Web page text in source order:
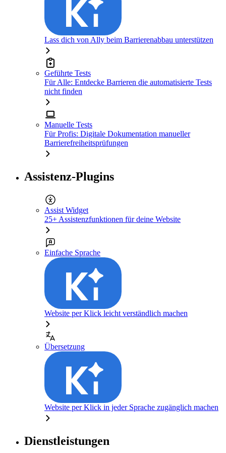
Lass dich von Ally beim Barrierenabbau unterstützen
Geführte Tests
Für Alle: Entdecke Barrieren die automatisierte Tests
nicht finden
Manuelle Tests
Für Profis: Digitale Dokumentation manueller
Barrierefreiheitsprüfungen
Assistenz-Plugins
Assist Widget
25+ Assistenzfunktionen für deine Website
Einfache Sprache
Website per Klick leicht verständlich machen
Übersetzung
Website per Klick in jeder Sprache zugänglich machen
Dienstleistungen